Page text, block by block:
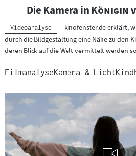
Visuelle
Inhalte
abspielen
Die Kamera in "
Königin
Kategorie:
Videoanalyse kinofenster.de erklärt,
durch die Bildgestaltung eine Nähe zu den
deren Blick auf die Welt vermittelt werden
FilmanalyseKamera & Licht